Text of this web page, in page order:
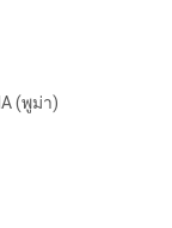
(พูม่า)